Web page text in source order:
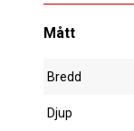
Mått
Bredd
Djup